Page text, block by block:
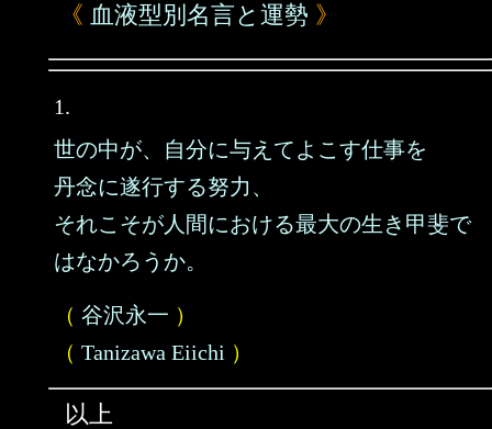
《 血液型別名言と運勢 》
1.
世の中が、自分に与えてよこす仕事を
丹念に遂行する努力、
それこそが人間における最大の生き甲斐で
はなかろうか。
（ 谷沢永一 ）
（ Tanizawa Eiichi ）
以上